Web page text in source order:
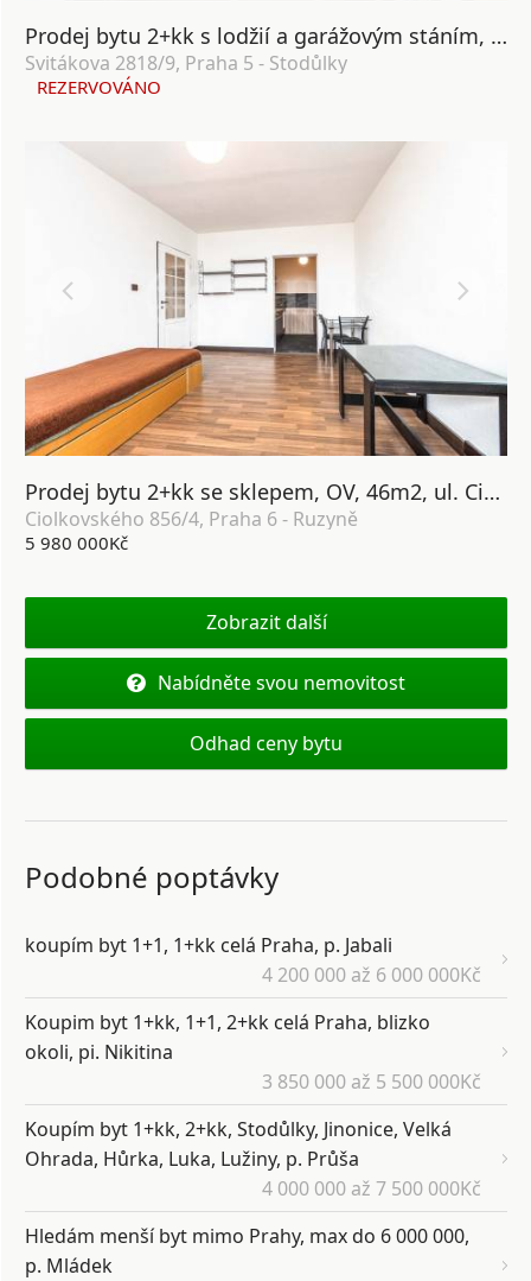
Prodej bytu 2+kk s lodžií a garážovým stáním, OV, 58m², ul. Svitákova 2818/9, Praha 5 - Stodůlky
Svitákova 2818/9, Praha 5 - Stodůlky
REZERVOVÁNO
Prodej bytu 2+kk se sklepem, OV, 46m2, ul. Ciolkovského 856/4, Praha 6 - Ruzyně
Ciolkovského 856/4, Praha 6 - Ruzyně
5 980 000Kč
Zobrazit další
Nabídněte svou nemovitost
Odhad ceny bytu
Podobné poptávky
koupím byt 1+1, 1+kk celá Praha, p. Jabali
4 200 000 až 6 000 000Kč
Koupim byt 1+kk, 1+1, 2+kk celá Praha, blizko
okoli, pi. Nikitina
3 850 000 až 5 500 000Kč
Koupím byt 1+kk, 2+kk, Stodůlky, Jinonice, Velká
Ohrada, Hůrka, Luka, Lužiny, p. Průša
4 000 000 až 7 500 000Kč
Hledám menší byt mimo Prahy, max do 6 000 000,
p. Mládek